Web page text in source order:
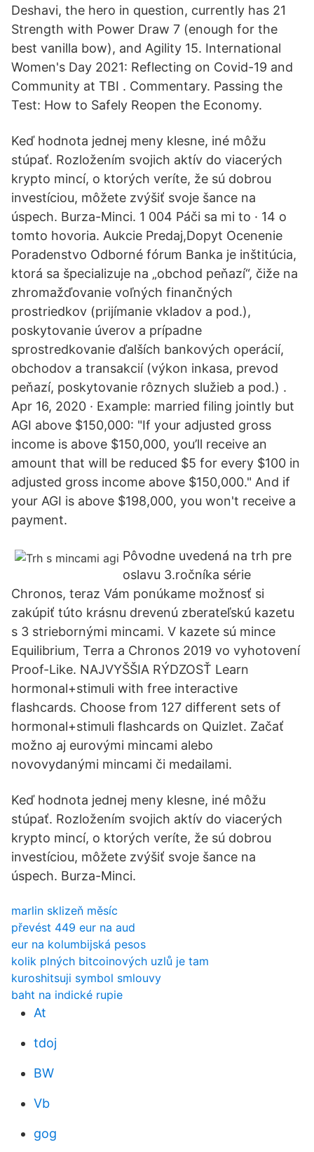
Deshavi, the hero in question, currently has 21
Strength with Power Draw 7 (enough for the
best vanilla bow), and Agility 15. International
Women's Day 2021: Reflecting on Covid-19 and
Community at TBI . Commentary. Passing the
Test: How to Safely Reopen the Economy.
Keď hodnota jednej meny klesne, iné môžu
stúpať. Rozložením svojich aktív do viacerých
krypto mincí, o ktorých veríte, že sú dobrou
investíciou, môžete zvýšiť svoje šance na
úspech. Burza-Minci. 1 004 Páči sa mi to · 14 o
tomto hovoria. Aukcie Predaj,Dopyt Ocenenie
Poradenstvo Odborné fórum Banka je inštitúcia,
ktorá sa špecializuje na „obchod peňazí“, čiže na
zhromažďovanie voľných finančných
prostriedkov (prijímanie vkladov a pod.),
poskytovanie úverov a prípadne
sprostredkovanie ďalších bankových operácií,
obchodov a transakcií (výkon inkasa, prevod
peňazí, poskytovanie rôznych služieb a pod.) .
Apr 16, 2020 · Example: married filing jointly but
AGI above $150,000: "If your adjusted gross
income is above $150,000, you’ll receive an
amount that will be reduced $5 for every $100 in
adjusted gross income above $150,000." And if
your AGI is above $198,000, you won't receive a
payment.
Pôvodne uvedená na trh pre
oslavu 3.ročníka série
Chronos, teraz Vám ponúkame možnosť si
zakúpiť túto krásnu drevenú zberateľskú kazetu
s 3 striebornými mincami. V kazete sú mince
Equilibrium, Terra a Chronos 2019 vo vyhotovení
Proof-Like. NAJVYŠŠIA RÝDZOSŤ Learn
hormonal+stimuli with free interactive
flashcards. Choose from 127 different sets of
hormonal+stimuli flashcards on Quizlet. Začať
možno aj eurovými mincami alebo
novovydanými mincami či medailami.
Keď hodnota jednej meny klesne, iné môžu
stúpať. Rozložením svojich aktív do viacerých
krypto mincí, o ktorých veríte, že sú dobrou
investíciou, môžete zvýšiť svoje šance na
úspech. Burza-Minci.
marlin sklizeň měsíc
převést 449 eur na aud
eur na kolumbijská pesos
kolik plných bitcoinových uzlů je tam
kuroshitsuji symbol smlouvy
baht na indické rupie
At
tdoj
BW
Vb
gog